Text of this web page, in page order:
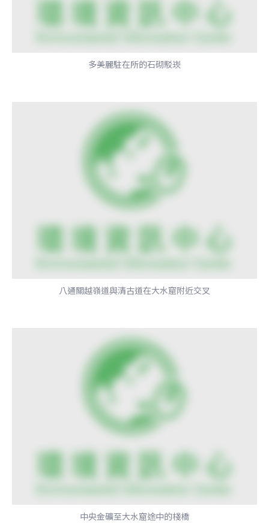
多美麗駐在所的石砌駁崁
八通關越嶺道與清古道在大水窟附近交叉
中央金礦至大水窟途中的棧橋